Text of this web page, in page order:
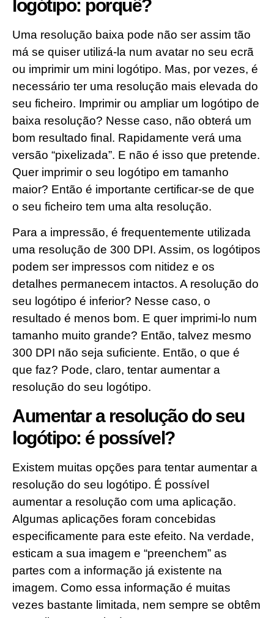
logótipo: porquê?
Uma resolução baixa pode não ser assim tão
má se quiser utilizá-la num avatar no seu ecrã
ou imprimir um mini logótipo. Mas, por vezes, é
necessário ter uma resolução mais elevada do
seu ficheiro. Imprimir ou ampliar um logótipo de
baixa resolução? Nesse caso, não obterá um
bom resultado final. Rapidamente verá uma
versão “pixelizada”. E não é isso que pretende.
Quer imprimir o seu logótipo em tamanho
maior? Então é importante certificar-se de que
o seu ficheiro tem uma alta resolução.
Para a impressão, é frequentemente utilizada
uma resolução de 300 DPI. Assim, os logótipos
podem ser impressos com nitidez e os
detalhes permanecem intactos. A resolução do
seu logótipo é inferior? Nesse caso, o
resultado é menos bom. E quer imprimi-lo num
tamanho muito grande? Então, talvez mesmo
300 DPI não seja suficiente. Então, o que é
que faz? Pode, claro, tentar aumentar a
resolução do seu logótipo.
Aumentar a resolução do seu
logótipo: é possível?
Existem muitas opções para tentar aumentar a
resolução do seu logótipo. É possível
aumentar a resolução com uma aplicação.
Algumas aplicações foram concebidas
especificamente para este efeito. Na verdade,
esticam a sua imagem e “preenchem” as
partes com a informação já existente na
imagem. Como essa informação é muitas
vezes bastante limitada, nem sempre se obtêm